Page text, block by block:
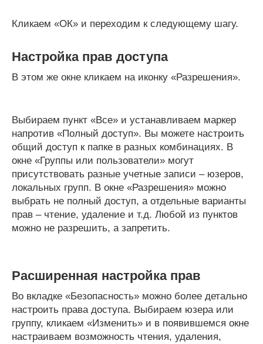
Кликаем «ОК» и переходим к следующему шагу.
Настройка прав доступа
В этом же окне кликаем на иконку «Разрешения».
Выбираем пункт «Все» и устанавливаем маркер
напротив «Полный доступ». Вы можете настроить
общий доступ к папке в разных комбинациях. В
окне «Группы или пользователи» могут
присутствовать разные учетные записи – юзеров,
локальных групп. В окне «Разрешения» можно
выбрать не полный доступ, а отдельные варианты
прав – чтение, удаление и т.д. Любой из пунктов
можно не разрешить, а запретить.
Расширенная настройка прав
Во вкладке «Безопасность» можно более детально
настроить права доступа. Выбираем юзера или
группу, кликаем «Изменить» и в появившемся окне
настраиваем возможность чтения, удаления,